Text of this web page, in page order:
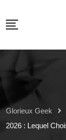
Glorieux Geek
2026 : Lequel